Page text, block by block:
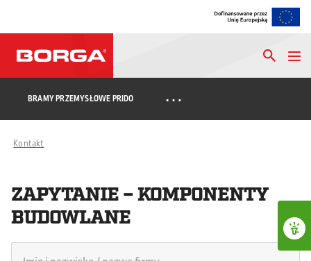
BRAMY PRZEMYSŁOWE PRIDO …
Kontakt
ZAPYTANIE – KOMPONENTY
BUDOWLANE